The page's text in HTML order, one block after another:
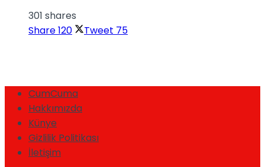
301 shares
Share120 Tweet 75
CumCuma
Hakkımızda
Künye
Gizlilik Politikası
İletişim